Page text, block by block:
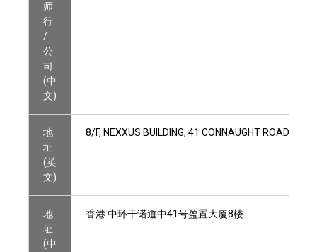
师
行
/
公
司
(中
文)
地
址
(英
文)
8/F, NEXXUS BUILDING, 41 CONNAUGHT ROAD
地
址
(中
香港 中环干诺道中41号盈置大厦8楼